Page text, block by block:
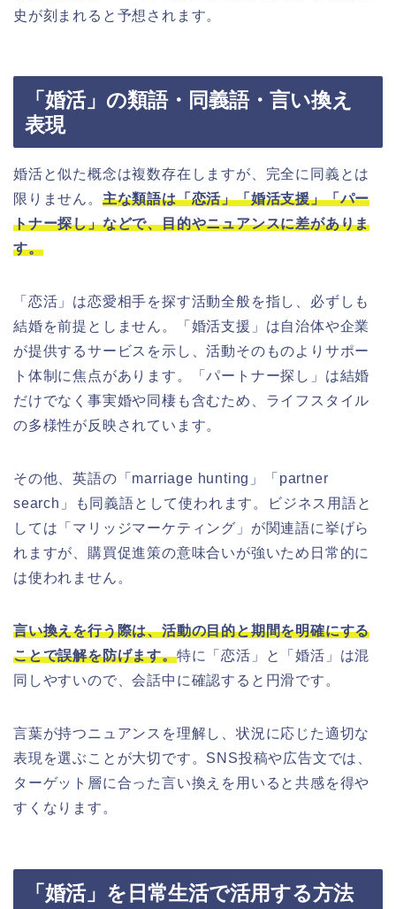
史が刻まれると予想されます。
「婚活」の類語・同義語・言い換え
表現
婚活と似た概念は複数存在しますが、完全に同義とは
限りません。 主な類語は「恋活」「婚活支援」「パー
トナー探し」などで、目的やニュアンスに差がありま
す。
「恋活」は恋愛相手を探す活動全般を指し、必ずしも
結婚を前提としません。「婚活支援」は自治体や企業
が提供するサービスを示し、活動そのものよりサポー
ト体制に焦点があります。「パートナー探し」は結婚
だけでなく事実婚や同棲も含むため、ライフスタイル
の多様性が反映されています。
その他、英語の「marriage hunting」「partner
search」も同義語として使われます。ビジネス用語と
しては「マリッジマーケティング」が関連語に挙げら
れますが、購買促進策の意味合いが強いため日常的に
は使われません。
言い換えを行う際は、活動の目的と期間を明確にする
ことで誤解を防げます。特に「恋活」と「婚活」は混
同しやすいので、会話中に確認すると円滑です。
言葉が持つニュアンスを理解し、状況に応じた適切な
表現を選ぶことが大切です。SNS投稿や広告文では、
ターゲット層に合った言い換えを用いると共感を得や
すくなります。
「婚活」を日常生活で活用する方法